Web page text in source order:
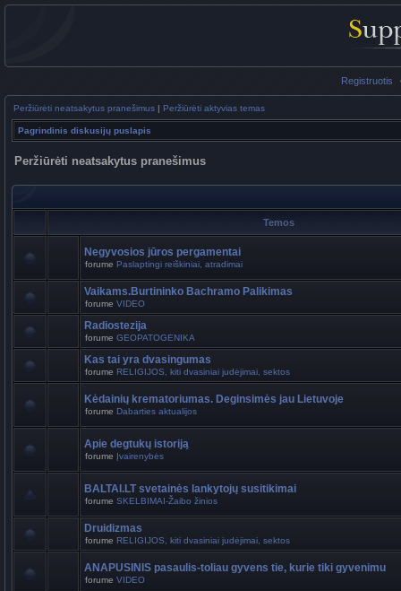
Registruotis
Peržiūrėti neatsakytus pranešimus | Peržiūrėti aktyvias temas
Pagrindinis diskusijų puslapis
Peržiūrėti neatsakytus pranešimus
Temos
Negyvosios jūros pergamentai
forume Paslaptingi reiškiniai, atradimai
Vaikams.Burtininko Bachramo Palikimas
forume VIDEO
Radiostezija
forume GEOPATOGENIKA
Kas tai yra dvasingumas
forume RELIGIJOS, kiti dvasiniai judėjimai, sektos
Kėdainių krematoriumas. Deginsimės jau Lietuvoje
forume Dabarties aktualijos
Apie degtukų istoriją
forume Įvairenybės
BALTAI.LT svetainės lankytojų susitikimai
forume SKELBIMAI-Žaibo žinios
Druidizmas
forume RELIGIJOS, kiti dvasiniai judėjimai, sektos
ANAPUSINIS pasaulis-toliau gyvens tie, kurie tiki gyvenimu
forume VIDEO